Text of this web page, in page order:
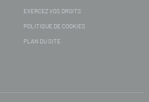
EXERCEZ VOS DROITS
POLITIQUE DE COOKIES
PLAN DU SITE